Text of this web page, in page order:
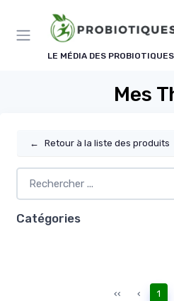
LE MÉDIA DES PROBIOTIQUES
Mes
← Retour à la liste des produits
Catégories
‹‹ ‹ 1